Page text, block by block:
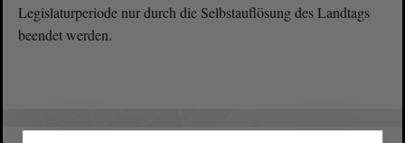
Legislaturperiode nur durch die Selbstauflösung des Landtags
beendet werden.